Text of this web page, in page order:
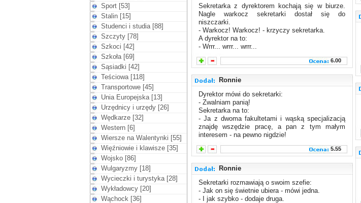
Sport [53]
Stalin [15]
Studenci i studia [88]
Szczyty [78]
Szkoci [42]
Szkoła [69]
Sąsiadki [42]
Teściowa [118]
Transportowe [45]
Unia Europejska [13]
Urzędnicy i urzędy [26]
Wędkarze [32]
Western [6]
Wiersze na Walentynki [55]
Więźniowie i klawisze [35]
Wojsko [86]
Wulgaryzmy [18]
Wycieczki i turystyka [28]
Wykładowcy [20]
Wąchock [36]
Sekretarka z dyrektorem kochają się w biurze.
Nagle warkocz sekretarki dostał się do
niszczarki.
- Warkocz! Warkocz! - krzyczy sekretarka.
A dyrektor na to:
- Wrrr... wrrr... wrrr...
6.00
Ronnie
Dyrektor mówi do sekretarki:
- Zwalniam panią!
Sekretarka na to:
- Ja z dwoma fakultetami i wąską specjalizacją
znajdę wszędzie pracę, a pan z tym małym
interesem - na pewno nigdzie!
5.55
Ronnie
Sekretarki rozmawiają o swoim szefie:
- Jak on się świetnie ubiera - mówi jedna.
- I jak szybko - dodaje druga.